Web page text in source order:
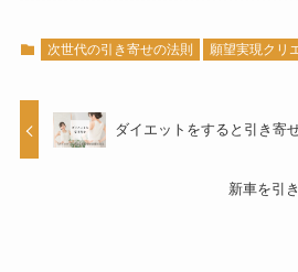
次世代の引き寄せの法則 願望実現クリ
ダイエットをすると引き寄
新車を引